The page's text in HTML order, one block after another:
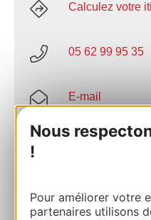
Nous
!
Pour améliorer votre
partenaires utilisons
Calculez votre
05 62 99 95 35
E-mail
Site internet
AU CARNET